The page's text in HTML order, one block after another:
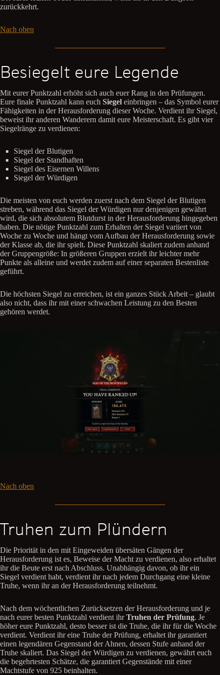
zurückkehrt.
Nach oben
Besiegelt eure Legende
Mit eurer Punktzahl erhöht sich auch euer Rang in den Prüfungen.
Eure finale Punktzahl kann euch Siegel einbringen – das Symbol eurer
Fähigkeiten in der Herausforderung dieser Woche. Verdient ihr Siegel,
beweist ihr anderen Wanderern damit eure Meisterschaft. Es gibt vier
Siegelränge zu verdienen:
Siegel der Blutigen
Siegel der Standhaften
Siegel des Eisernen Willens
Siegel der Würdigen
Die meisten von euch werden zuerst nach dem Siegel der Blutigen
streben, während das Siegel der Würdigen nur denjenigen gewährt
wird, die sich absolutem Blutdurst in der Herausforderung hingegeben
haben. Die nötige Punktzahl zum Erhalten der Siegel variiert von
Woche zu Woche und hängt vom Aufbau der Herausforderung sowie
der Klasse ab, die ihr spielt. Diese Punktzahl skaliert zudem anhand
der Gruppengröße: In größeren Gruppen erzielt ihr leichter mehr
Punkte als alleine und werdet zudem auf einer separaten Bestenliste
geführt.
Die höchsten Siegel zu erreichen, ist ein ganzes Stück Arbeit – glaubt
also nicht, dass ihr mit einer schwachen Leistung zu den Besten
gehören werdet.
Nach oben
Truhen zum Plündern
Die Priorität in den mit Eingeweiden übersäten Gängen der
Herausforderung ist es, Beweise der Macht zu verdienen, also erhaltet
ihr die Beute erst nach Abschluss. Unabhängig davon, ob ihr ein
Siegel verdient habt, verdient ihr nach jedem Durchgang eine kleine
Truhe, wenn ihr an der Herausforderung teilnehmt.
Nach dem wöchentlichen Zurücksetzen der Herausforderung und je
nach eurer besten Punktzahl verdient ihrTruhen der Prüfung. Je
höher eure Punktzahl, desto besser ist die Truhe, die ihr für die Woche
verdient. Verdient ihr eine Truhe der Prüfung, erhaltet ihr garantiert
einen legendären Gegenstand der Ahnen, dessen Stufe anhand der
Truhe skaliert. Das Siegel der Würdigen zu verdienen, gewährt euch
die begehrtesten Schätze, die garantiert Gegenstände mit einer
Machtstufe von 925 beinhalten.